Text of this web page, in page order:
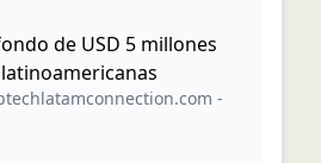
de USD 5 millones
-